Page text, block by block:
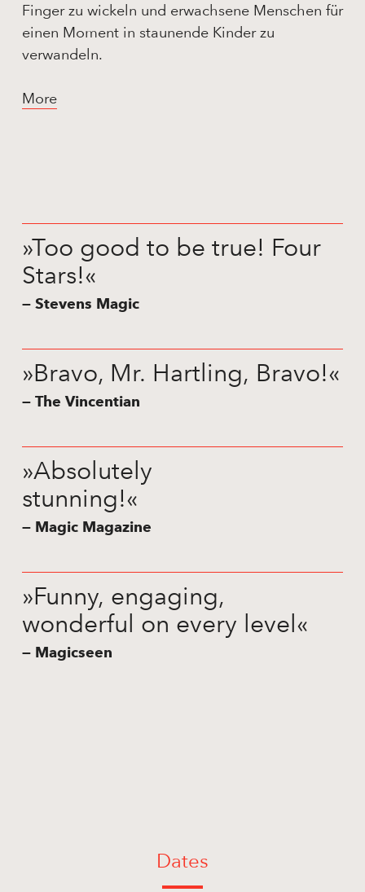
Finger zu wickeln und erwachsene Menschen für
einen Moment in staunende Kinder zu
verwandeln.
More
»Too good to be true! Four
Stars!«
— Stevens Magic
»Bravo, Mr. Hartling, Bravo!«
— The Vincentian
»Absolutely
stunning!«
— Magic Magazine
»Funny, engaging,
wonderful on every level«
— Magicseen
Dates